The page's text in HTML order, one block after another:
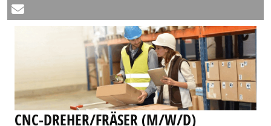
CNC-DREHER/FRÄSER (M/W/D)